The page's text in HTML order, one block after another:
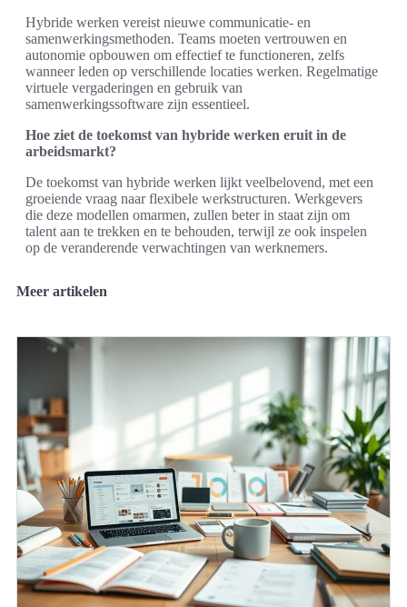
Hybride werken vereist nieuwe communicatie- en
samenwerkingsmethoden. Teams moeten vertrouwen en
autonomie opbouwen om effectief te functioneren, zelfs
wanneer leden op verschillende locaties werken. Regelmatige
virtuele vergaderingen en gebruik van
samenwerkingssoftware zijn essentieel.
Hoe ziet de toekomst van hybride werken eruit in de
arbeidsmarkt?
De toekomst van hybride werken lijkt veelbelovend, met een
groeiende vraag naar flexibele werkstructuren. Werkgevers
die deze modellen omarmen, zullen beter in staat zijn om
talent aan te trekken en te behouden, terwijl ze ook inspelen
op de veranderende verwachtingen van werknemers.
Meer artikelen